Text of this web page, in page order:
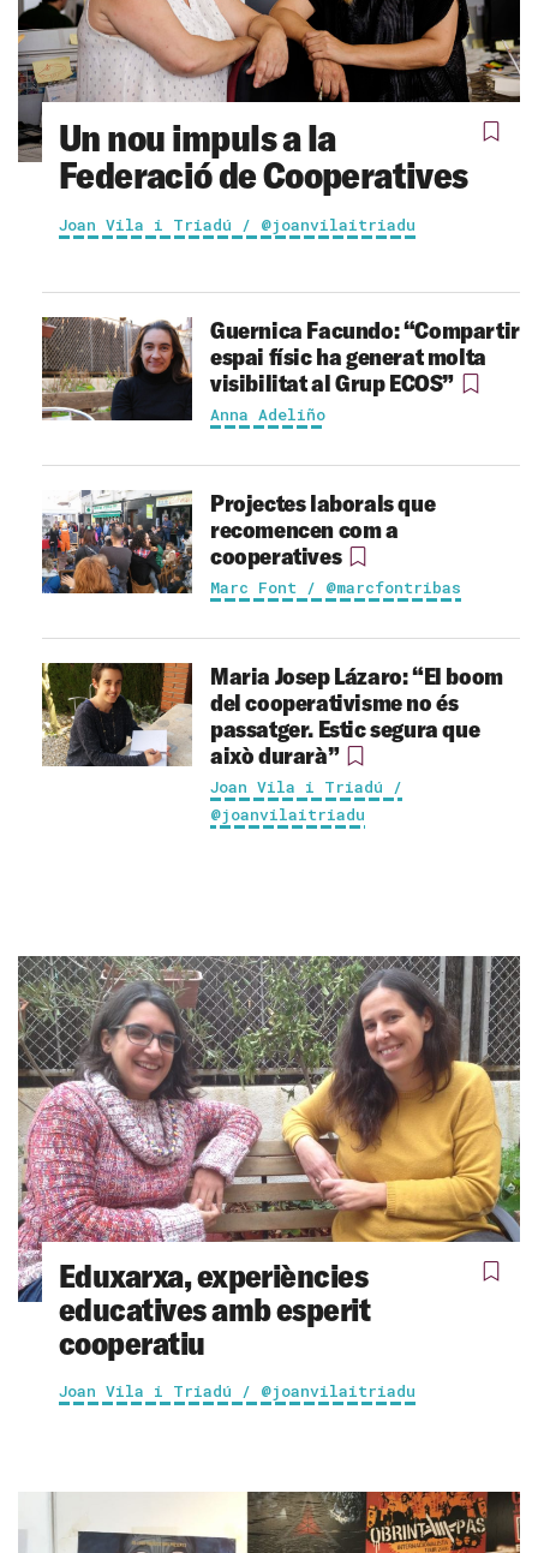
Un nou impuls a la
Federació de Cooperatives
Joan Vila i Triadú / @joanvilaitriadu
Guernica Facundo: “Compartir
espai físic ha generat molta
visibilitat al Grup ECOS”
Anna Adeliño
Projectes laborals que
recomencen com a
cooperatives
Marc Font / @marcfontribas
Maria Josep Lázaro: “El boom
del cooperativisme no és
passatger. Estic segura que
això durarà”
Joan Vila i Triadú /
@joanvilaitriadu
Eduxarxa, experiències
educatives amb esperit
cooperatiu
Joan Vila i Triadú / @joanvilaitriadu